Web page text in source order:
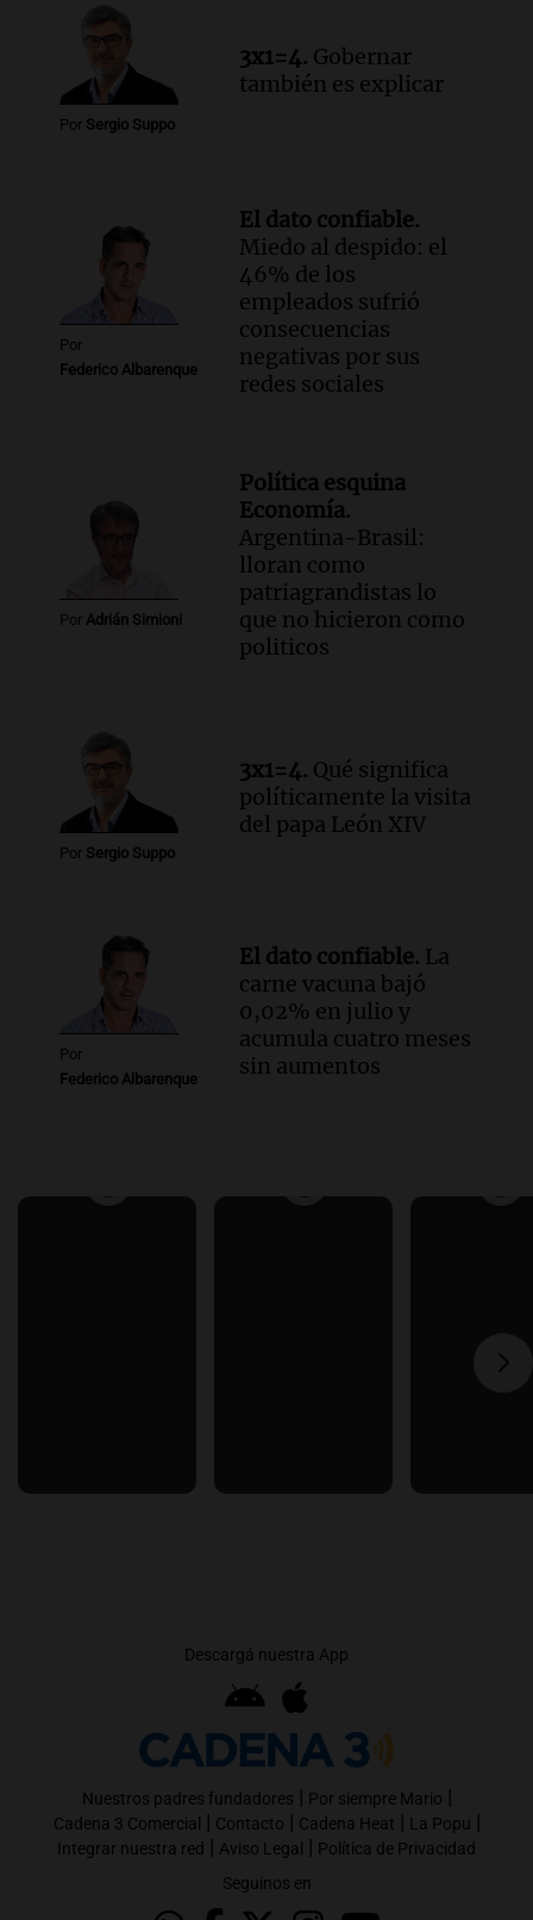
Episodios
Por Sergio Suppo
3x1=4. Gobernar
también es explicar
Por
Federico Albarenque
El dato confiable.
Miedo al despido: el
46% de los
empleados sufrió
consecuencias
negativas por sus
redes sociales
Por Adrián Simioni
Política esquina
Economía.
Argentina-Brasil:
lloran como
patriagrandistas lo
que no hicieron como
politicos
Por Sergio Suppo
3x1=4. Qué significa
políticamente la visita
del papa León XIV
Por
Federico Albarenque
El dato confiable. La
carne vacuna bajó
0,02% en julio y
acumula cuatro meses
sin aumentos
Descargá nuestra App
Nuestros padres fundadores | Por siempre Mario |
Cadena 3 Comercial | Contacto | Cadena Heat | La Popu |
Integrar nuestra red | Aviso Legal | Política de Privacidad
Seguinos en